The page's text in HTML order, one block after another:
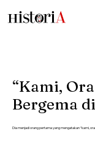
“Kami,
Bergema
Dia menjadi orang pertama yang mengatakan “kami,